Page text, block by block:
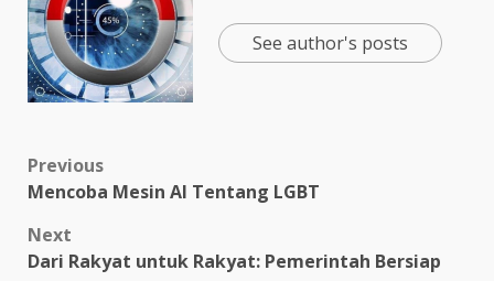
See author's posts
Previous
Mencoba Mesin AI Tentang LGBT
Next
Dari Rakyat untuk Rakyat: Pemerintah Bersiap